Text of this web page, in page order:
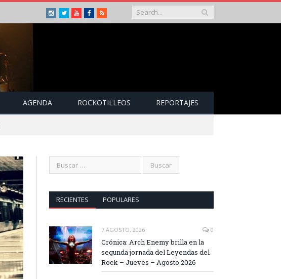
Instagram
TwitterYoutubeFacebook
RSS
AGENDA ROCKOTILLEOS REPORTAJES
RECIENTES POPULARES
7 AGOSTO, 2026 0
Crónica: Arch Enemy brilla en la
segunda jornada del Leyendas del
Rock – Jueves – Agosto 2026